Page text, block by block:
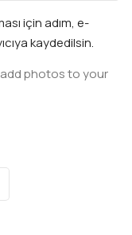
için adım, e-
kaydedilsin.
photos to your